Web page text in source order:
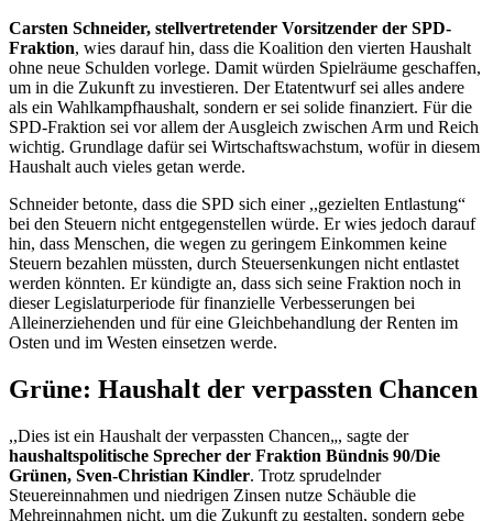
Carsten Schneider, stellvertretender Vorsitzender der SPD-
Fraktion, wies darauf hin, dass die Koalition den vierten Haushalt
ohne neue Schulden vorlege. Damit würden Spielräume geschaffen,
um in die Zukunft zu investieren. Der Etatentwurf sei alles andere
als ein Wahlkampfhaushalt, sondern er sei solide finanziert. Für die
SPD-Fraktion sei vor allem der Ausgleich zwischen Arm und Reich
wichtig. Grundlage dafür sei Wirtschaftswachstum, wofür in diesem
Haushalt auch vieles getan werde.
Schneider betonte, dass die SPD sich einer ,,gezielten Entlastung“
bei den Steuern nicht entgegenstellen würde. Er wies jedoch darauf
hin, dass Menschen, die wegen zu geringem Einkommen keine
Steuern bezahlen müssten, durch Steuersenkungen nicht entlastet
werden könnten. Er kündigte an, dass sich seine Fraktion noch in
dieser Legislaturperiode für finanzielle Verbesserungen bei
Alleinerziehenden und für eine Gleichbehandlung der Renten im
Osten und im Westen einsetzen werde.
Grüne: Haushalt der verpassten Chancen
,,Dies ist ein Haushalt der verpassten Chancen„, sagte der
haushaltspolitische Sprecher der Fraktion Bündnis 90/Die
Grünen, Sven-Christian Kindler. Trotz sprudelnder
Steuereinnahmen und niedrigen Zinsen nutze Schäuble die
Mehreinnahmen nicht, um die Zukunft zu gestalten, sondern gebe